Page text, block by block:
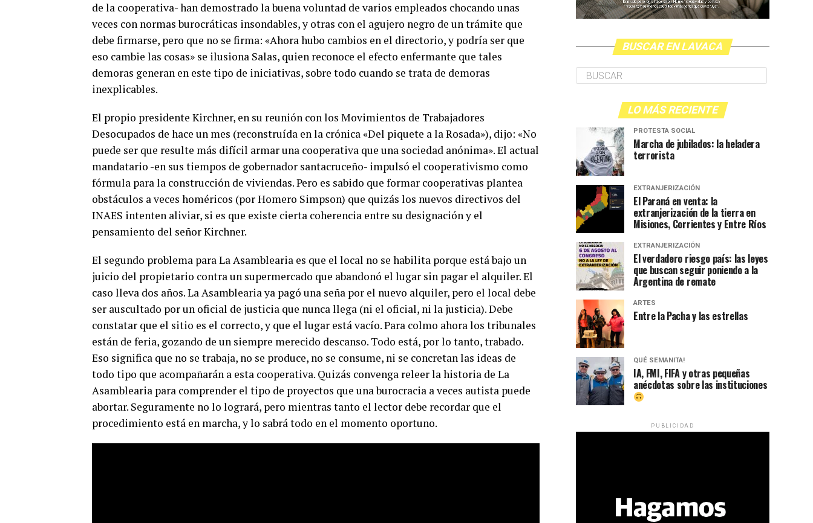
de la cooperativa- han demostrado la buena voluntad de varios empleados chocando unas
veces con normas burocráticas insondables, y otras con el agujero negro de un trámite que
debe firmarse, pero que no se firma: «Ahora hubo cambios en el directorio, y podría ser que
eso cambie las cosas» se ilusiona Salas, quien reconoce el efecto enfermante que tales
demoras generan en este tipo de iniciativas, sobre todo cuando se trata de demoras
inexplicables.
El propio presidente Kirchner, en su reunión con los Movimientos de Trabajadores
Desocupados de hace un mes (reconstruída en la crónica «Del piquete a la Rosada»), dijo: «No
puede ser que resulte más difícil armar una cooperativa que una sociedad anónima». El actual
mandatario -en sus tiempos de gobernador santacruceño- impulsó el cooperativismo como
fórmula para la construcción de viviendas. Pero es sabido que formar cooperativas plantea
obstáculos a veces homéricos (por Homero Simpson) que quizás los nuevos directivos del
INAES intenten aliviar, si es que existe cierta coherencia entre su designación y el
pensamiento del señor Kirchner.
El segundo problema para La Asamblearia es que el local no se habilita porque está bajo un
juicio del propietario contra un supermercado que abandonó el lugar sin pagar el alquiler. El
caso lleva dos años. La Asamblearia ya pagó una seña por el nuevo alquiler, pero el local debe
ser auscultado por un oficial de justicia que nunca llega (ni el oficial, ni la justicia). Debe
constatar que el sitio es el correcto, y que el lugar está vacío. Para colmo ahora los tribunales
están de feria, gozando de un siempre merecido descanso. Todo está, por lo tanto, trabado.
Eso significa que no se trabaja, no se produce, no se consume, ni se concretan las ideas de
todo tipo que acompañarán a esta cooperativa. Quizás convenga releer la historia de La
Asamblearia para comprender el tipo de proyectos que una burocracia a veces autista puede
abortar. Seguramente no lo logrará, pero mientras tanto el lector debe recordar que el
procedimiento está en marcha, y lo sabrá todo en el momento oportuno.
BUSCAR EN LAVACA
LO MÁS RECIENTE
PROTESTA SOCIAL
Marcha de jubilados: la heladera
terrorista
EXTRANJERIZACIÓN
El Paraná en venta: la
extranjerización de la tierra en
Misiones, Corrientes y Entre Ríos
EXTRANJERIZACIÓN
El verdadero riesgo país: las leyes
que buscan seguir poniendo a la
Argentina de remate
ARTES
Entre la Pacha y las estrellas
QUÉ SEMANITA!
IA, FMI, FIFA y otras pequeñas
anécdotas sobre las instituciones
PUBLICIDAD